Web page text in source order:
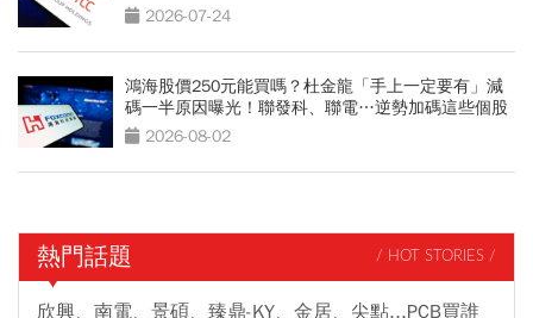
2026-07-24
鴻海股價250元能買嗎？杜金龍「手上一定要有」減
碼一半原因曝光！聯發科、聯電…逆勢加碼這些個股
2026-08-02
熱門話題 / HOT STORIES /
欣興、南電、景碩、臻鼎-KY、金居、尖點...PCB買誰